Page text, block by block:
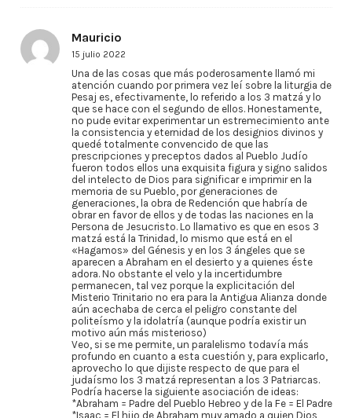
Mauricio
15 julio 2022
Una de las cosas que más poderosamente llamó mi
atención cuando por primera vez leí sobre la liturgia de
Pesaj es, efectivamente, lo referido a los 3 matzá y lo
que se hace con el segundo de ellos. Honestamente,
no pude evitar experimentar un estremecimiento ante
la consistencia y eternidad de los designios divinos y
quedé totalmente convencido de que las
prescripciones y preceptos dados al Pueblo Judío
fueron todos ellos una exquisita figura y signo salidos
del intelecto de Dios para significar e imprimir en la
memoria de su Pueblo, por generaciones de
generaciones, la obra de Redención que habría de
obrar en favor de ellos y de todas las naciones en la
Persona de Jesucristo. Lo llamativo es que en esos 3
matzá está la Trinidad, lo mismo que está en el
«Hagamos» del Génesis y en los 3 ángeles que se
aparecen a Abraham en el desierto y a quienes éste
adora. No obstante el velo y la incertidumbre
permanecen, tal vez porque la explicitación del
Misterio Trinitario no era para la Antigua Alianza donde
aún acechaba de cerca el peligro constante del
politeísmo y la idolatría (aunque podría existir un
motivo aún más misterioso)
Veo, si se me permite, un paralelismo todavía más
profundo en cuanto a esta cuestión y, para explicarlo,
aprovecho lo que dijiste respecto de que para el
judaísmo los 3 matzá representan a los 3 Patriarcas.
Podría hacerse la siguiente asociación de ideas:
*Abraham = Padre del Pueblo Hebreo y de la Fe = El Padre
*Isaac = El hijo de Abraham muy amado a quien Dios